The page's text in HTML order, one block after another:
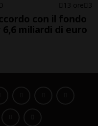
13 ore 3
con il fondo
miliardi di euro